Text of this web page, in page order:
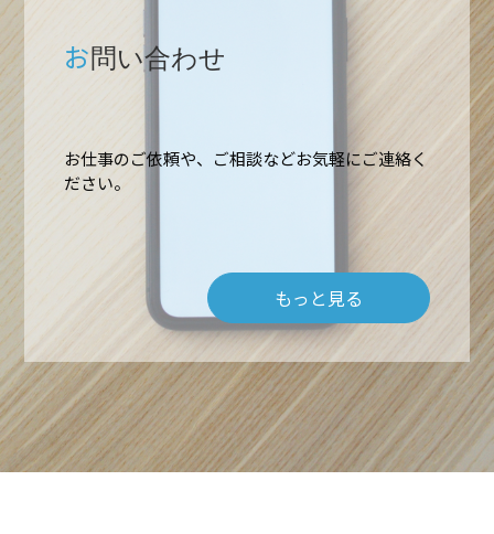
お問い合わせ
お仕事のご依頼や、ご相談などお気軽にご連絡く
ださい。
もっと見る